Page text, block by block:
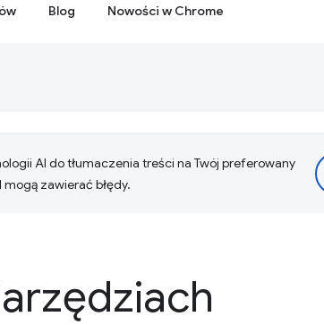
Blog Nowości w Chrome
AI do tłumaczenia treści na Twój preferowany
zawierać błędy.